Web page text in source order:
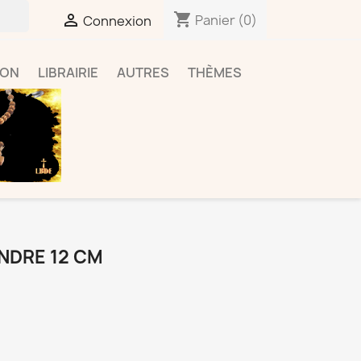
 Connexion shopping_cart Panier (0)
LIBRAIRIE AUTRES THÈMES
12 CM